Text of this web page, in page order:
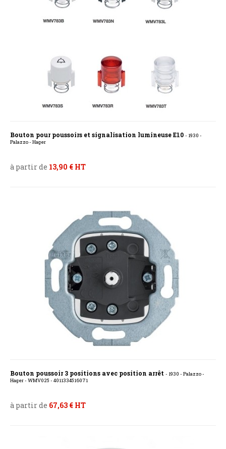
Bouton pour poussoirs et signalisation lumineuse E10 - 1930 -
Palazzo - Hager
à partir de 13,90 € HT
Bouton poussoir 3 positions avec position arrêt - 1930 - Palazzo -
Hager - WMV025 - 4011334516071
à partir de 67,63 € HT